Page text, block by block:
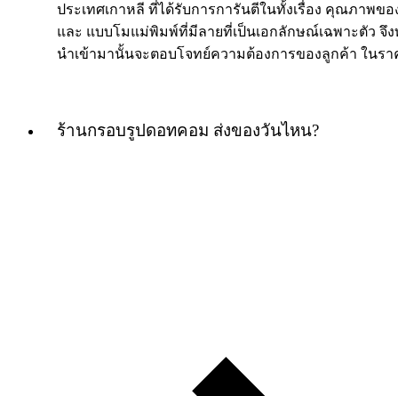
ประเทศเกาหลี ที่ได้รับการการันตีในทั้งเรื่อง คุณภาพข
และ แบบโมแม่พิมพ์ที่มีลายที่เป็นเอกลักษณ์เฉพาะตัว จึง
นำเข้ามานั้นจะตอบโจทย์ความต้องการของลูกค้า ในรา
ร้านกรอบรูปดอทคอม ส่งของวันไหน?